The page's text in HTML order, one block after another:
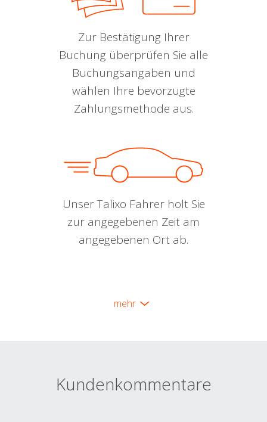
Zur Bestätigung Ihrer
Buchung überprüfen Sie alle
Buchungsangaben und
wählen Ihre bevorzugte
Zahlungsmethode aus.
Unser Talixo Fahrer holt Sie
zur angegebenen Zeit am
angegebenen Ort ab.
mehr
Kundenkommentare